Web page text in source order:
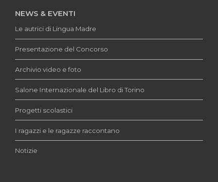
NEWS & EVENTI
Le autrici di Lingua Madre
Presentazione del Concorso
Archivio video e foto
Salone Internazionale del Libro di Torino
Progetti scolastici
I ragazzi e le ragazze raccontano
Notizie